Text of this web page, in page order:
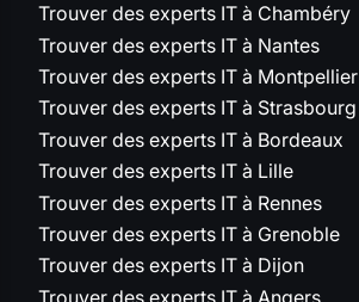
Trouver des experts IT à Chambéry
Trouver des experts IT à Nantes
Trouver des experts IT à Montpellier
Trouver des experts IT à Strasbourg
Trouver des experts IT à Bordeaux
Trouver des experts IT à Lille
Trouver des experts IT à Rennes
Trouver des experts IT à Grenoble
Trouver des experts IT à Dijon
Trouver des experts IT à Angers